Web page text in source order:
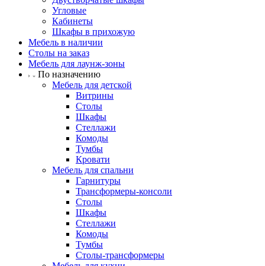
Угловые
Кабинеты
Шкафы в прихожую
Мебель в наличии
Столы на заказ
Мебель для лаунж-зоны
По назначению
Мебель для детской
Витрины
Столы
Шкафы
Стеллажи
Комоды
Тумбы
Кровати
Мебель для спальни
Гарнитуры
Трансформеры-консоли
Столы
Шкафы
Стеллажи
Комоды
Тумбы
Столы-трансформеры